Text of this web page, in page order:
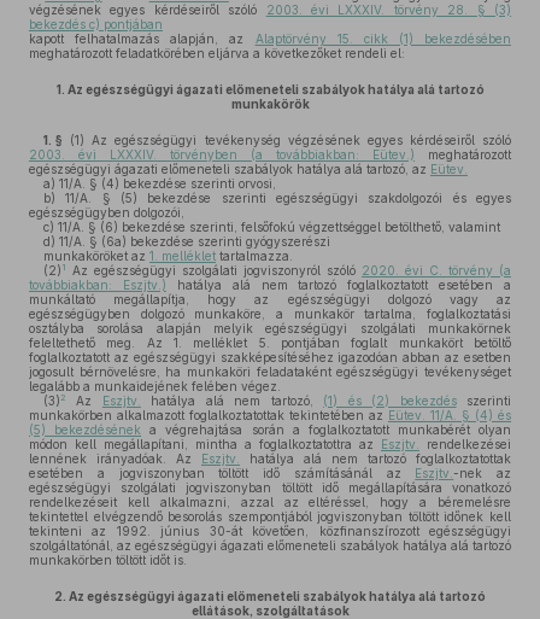
végzésének egyes kérdéseiről szóló
2003. évi LXXXIV. törvény 28. § (3)
bekezdés c) pontjában
kapott felhatalmazás alapján, az
Alaptörvény 15. cikk (1) bekezdésében
meghatározott feladatkörében eljárva a következőket rendeli el:
1. Az egészségügyi ágazati előmeneteli szabályok hatálya alá tartozó
munkakörök
1. § (1) Az egészségügyi tevékenység végzésének egyes kérdéseiről szóló
2003. évi LXXXIV. törvényben (a továbbiakban: Eütev.) meghatározott
egészségügyi ágazati előmeneteli szabályok hatálya alá tartozó, az Eütev.
a) 11/A. § (4) bekezdése szerinti orvosi,
b) 11/A. § (5) bekezdése szerinti egészségügyi szakdolgozói és egyes
egészségügyben dolgozói,
c) 11/A. § (6) bekezdése szerinti, felsőfokú végzettséggel betölthető, valamint
d) 11/A. § (6a) bekezdése szerinti gyógyszerészi
munkaköröket az 1. melléklet tartalmazza.
(2) 1 Az egészségügyi szolgálati jogviszonyról szóló 2020. évi C. törvény (a
továbbiakban: Eszjtv.) hatálya alá nem tartozó foglalkoztatott esetében a
munkáltató megállapítja, hogy az egészségügyi dolgozó vagy az
egészségügyben dolgozó munkaköre, a munkakör tartalma, foglalkoztatási
osztályba sorolása alapján melyik egészségügyi szolgálati munkakörnek
feleltethető meg. Az 1. melléklet 5. pontjában foglalt munkakört betöltő
foglalkoztatott az egészségügyi szakképesítéséhez igazodóan abban az esetben
jogosult bérnövelésre, ha munkaköri feladataként egészségügyi tevékenységet
legalább a munkaidejének felében végez.
(3) 2 Az Eszjtv. hatálya alá nem tartozó, (1) és (2) bekezdésszerinti
munkakörben alkalmazott foglalkoztatottak tekintetében az Eütev. 11/A. § (4) és
(5) bekezdésének a végrehajtása során a foglalkoztatott munkabérét olyan
módon kell megállapítani, mintha a foglalkoztatottra az Eszjtv.
rendelkezései
lennének irányadóak. Az Eszjtv.
hatálya alá nem tartozó foglalkoztatottak
esetében a jogviszonyban töltött idő számításánál az Eszjtv.-nek az
egészségügyi szolgálati jogviszonyban töltött idő megállapítására vonatkozó
rendelkezéseit kell alkalmazni, azzal az eltéréssel, hogy a béremelésre
tekintettel elvégzendő besorolás szempontjából jogviszonyban töltött időnek kell
tekinteni az 1992. június 30-át követően, közfinanszírozott egészségügyi
szolgáltatónál, az egészségügyi ágazati előmeneteli szabályok hatálya alá tartozó
munkakörben töltött időt is.
2. Az egészségügyi ágazati előmeneteli szabályok hatálya alá tartozó
ellátások, szolgáltatások